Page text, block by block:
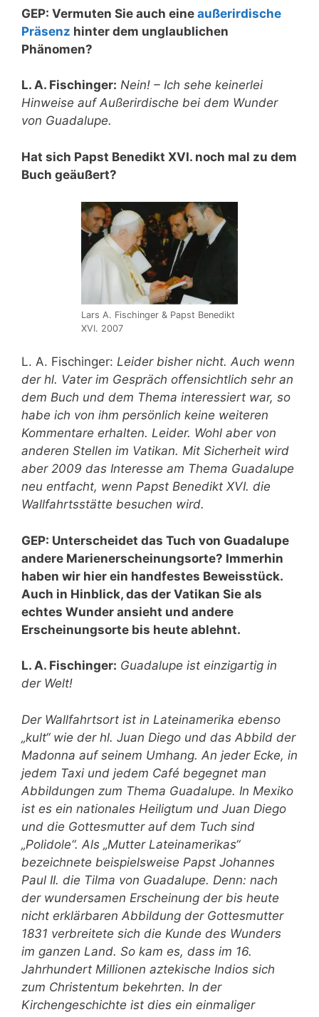
GEP: Vermuten Sie auch eine außerirdische
Präsenz hinter dem unglaublichen
Phänomen?
L. A. Fischinger: Nein! – Ich sehe keinerlei
Hinweise auf Außerirdische bei dem Wunder
von Guadalupe.
Hat sich Papst Benedikt XVI. noch mal zu dem
Buch geäußert?
Lars A. Fischinger & Papst Benedikt
XVI. 2007
L. A. Fischinger: Leider bisher nicht. Auch wenn
der hl. Vater im Gespräch offensichtlich sehr an
dem Buch und dem Thema interessiert war, so
habe ich von ihm persönlich keine weiteren
Kommentare erhalten. Leider. Wohl aber von
anderen Stellen im Vatikan. Mit Sicherheit wird
aber 2009 das Interesse am Thema Guadalupe
neu entfacht, wenn Papst Benedikt XVI. die
Wallfahrtsstätte besuchen wird.
GEP: Unterscheidet das Tuch von Guadalupe
andere Marienerscheinungsorte? Immerhin
haben wir hier ein handfestes Beweisstück.
Auch in Hinblick, das der Vatikan Sie als
echtes Wunder ansieht und andere
Erscheinungsorte bis heute ablehnt.
L. A. Fischinger: Guadalupe ist einzigartig in
der Welt!
Der Wallfahrtsort ist in Lateinamerika ebenso
„kult“ wie der hl. Juan Diego und das Abbild der
Madonna auf seinem Umhang. An jeder Ecke, in
jedem Taxi und jedem Café begegnet man
Abbildungen zum Thema Guadalupe. In Mexiko
ist es ein nationales Heiligtum und Juan Diego
und die Gottesmutter auf dem Tuch sind
„Polidole“. Als „Mutter Lateinamerikas“
bezeichnete beispielsweise Papst Johannes
Paul II. die Tilma von Guadalupe. Denn: nach
der wundersamen Erscheinung der bis heute
nicht erklärbaren Abbildung der Gottesmutter
1831 verbreitete sich die Kunde des Wunders
im ganzen Land. So kam es, dass im 16.
Jahrhundert Millionen aztekische Indios sich
zum Christentum bekehrten. In der
Kirchengeschichte ist dies ein einmaliger